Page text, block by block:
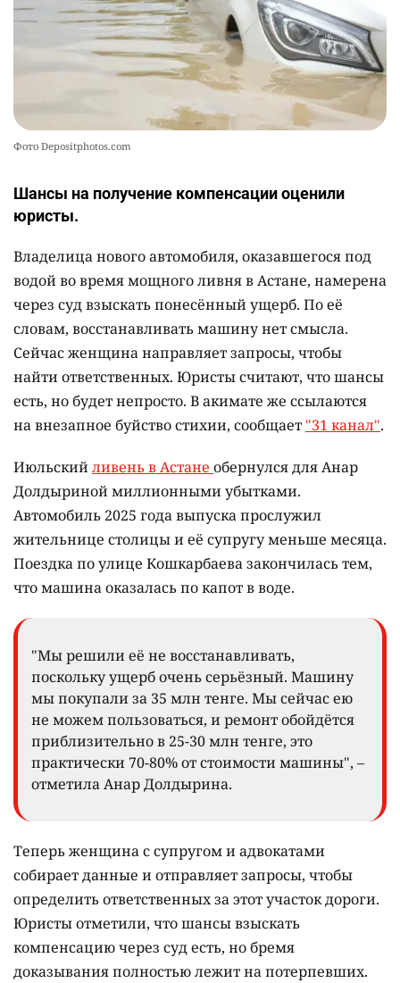
Фото Depositphotos.com
Шансы на получение компенсации оценили
юристы.
Владелица нового автомобиля, оказавшегося под
водой во время мощного ливня в Астане, намерена
через суд взыскать понесённый ущерб. По её
словам, восстанавливать машину нет смысла.
Сейчас женщина направляет запросы, чтобы
найти ответственных. Юристы считают, что шансы
есть, но будет непросто. В акимате же ссылаются
на внезапное буйство стихии, сообщает "31 канал".
Июльскийливень в Астане обернулся для Анар
Долдыриной миллионными убытками.
Автомобиль 2025 года выпуска прослужил
жительнице столицы и её супругу меньше месяца.
Поездка по улице Кошкарбаева закончилась тем,
что машина оказалась по капот в воде.
"Мы решили её не восстанавливать,
поскольку ущерб очень серьёзный. Машину
мы покупали за 35 млн тенге. Мы сейчас ею
не можем пользоваться, и ремонт обойдётся
приблизительно в 25-30 млн тенге, это
практически 70-80% от стоимости машины", –
отметила Анар Долдырина.
Теперь женщина с супругом и адвокатами
собирает данные и отправляет запросы, чтобы
определить ответственных за этот участок дороги.
Юристы отметили, что шансы взыскать
компенсацию через суд есть, но бремя
доказывания полностью лежит на потерпевших.